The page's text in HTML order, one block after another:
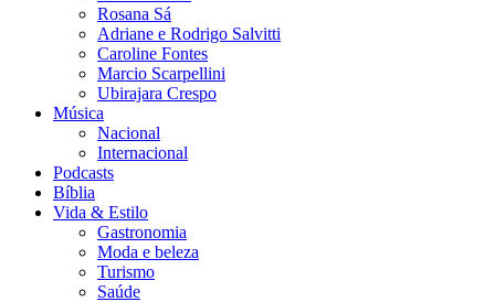
Rosana Sá
Adriane e Rodrigo Salvitti
Caroline Fontes
Marcio Scarpellini
Ubirajara Crespo
Música
Nacional
Internacional
Podcasts
Bíblia
Vida & Estilo
Gastronomia
Moda e beleza
Turismo
Saúde